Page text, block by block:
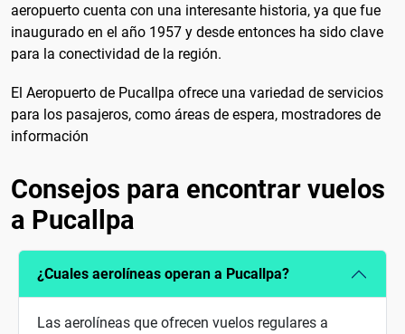
aeropuerto cuenta con una interesante historia, ya que fue
inaugurado en el año 1957 y desde entonces ha sido clave
para la conectividad de la región.
El Aeropuerto de Pucallpa ofrece una variedad de servicios
para los pasajeros, como áreas de espera, mostradores de
información
Consejos para encontrar vuelos
a Pucallpa
¿Cuales aerolíneas operan a Pucallpa?
Las aerolíneas que ofrecen vuelos regulares a